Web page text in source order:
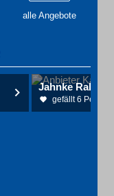
alle Angebote
gefällt 6